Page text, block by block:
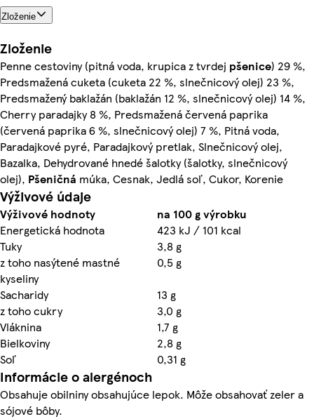
Zloženie
Zloženie
Penne cestoviny (pitná voda, krupica z tvrdej pšenice) 29 %,
Predsmažená cuketa (cuketa 22 %, slnečnicový olej) 23 %,
Predsmažený baklažán (baklažán 12 %, slnečnicový olej) 14 %,
Cherry paradajky 8 %, Predsmažená červená paprika
(červená paprika 6 %, slnečnicový olej) 7 %, Pitná voda,
Paradajkové pyré, Paradajkový pretlak, Slnečnicový olej,
Bazalka, Dehydrované hnedé šalotky (šalotky, slnečnicový
olej), Pšeničná múka, Cesnak, Jedlá soľ, Cukor, Korenie
Výživové údaje
Výživové hodnoty
na 100 g výrobku
Energetická hodnota
423 kJ / 101 kcal
Tuky
3,8 g
z toho nasýtené mastné
kyseliny
0,5 g
Sacharidy
13 g
z toho cukry
3,0 g
Vláknina
1,7 g
Bielkoviny
2,8 g
Soľ
0,31 g
Informácie o alergénoch
Obsahuje obilniny obsahujúce lepok. Môže obsahovať zeler a
sójové bôby.